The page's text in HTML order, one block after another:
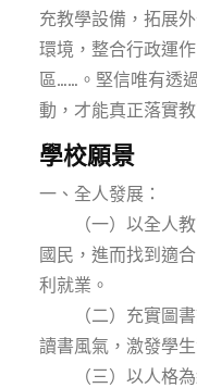
充教學設備，拓展
環境，整合行政運
區……。堅信唯有透
動，才能真正落實
學校願景
一、全人發展：
（一）以全人教
國民，進而找到適
利就業。
（二）充實圖書
讀書風氣，激發學
（三）以人格為